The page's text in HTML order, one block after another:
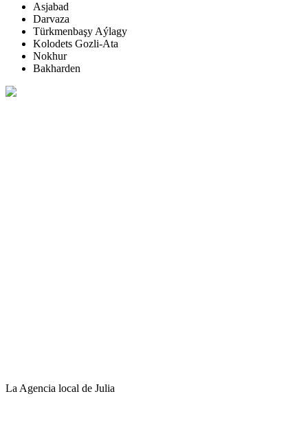
Asjabad
Darvaza
Türkmenbaşy Aýlagy
Kolodets Gozli-Ata
Nokhur
Bakharden
La Agencia local de Julia